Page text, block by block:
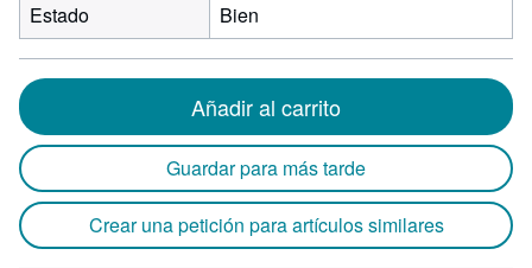
Estado
Bien
Añadir al carrito
Guardar para más tarde
Crear una petición para artículos similares